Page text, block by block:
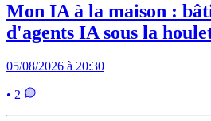
Mon IA à la maison :
d'agents IA sous la
05/08/2026 à 20:30
• 2